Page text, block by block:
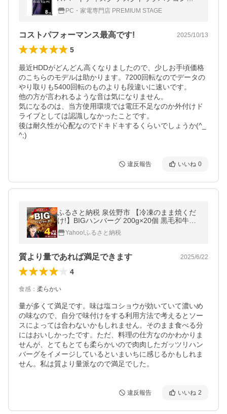
FF SMART LIFE CONNECTED MAL38000S
A-T72PC・家電専門店 PREMIUM STAGE
コストパフォーマンス最高です! 2025/10/13
5
最近HDDがどんどん高くなりましたので、少しお手頃価格
のこちらのモデルは助かります。7200回転なのでデータの
やり取りも5400回転のものよりも段違いに速いです。
他の方が言われるような音は気になりません。
気になるのは、当方使用環境では電圧不足なのか外付けド
ライブとしては認識しなかったことです。
後は耐久性が心配なのでドキドキするくらいでしょうか(^_
^;)
違反報告 いいね 0
ふるさと納税 泉佐野市 【冷凍のまま焼くだ
け!】BIGハンバーグ 200g×20個 黒毛和牛入
り CFX0024
Yahoo!ふるさと納税
質より量であれば満足できます 2025/6/22
4
食感 ： 柔らかい
量が多くて満足です。味は塩コショウが効いていて濃いめ
の味なので、自分で味付けをする利用方法で考えるとソー
スによっては合わないかもしれません。そのまま食べる分
にはおいしかったです。ただ、料理の仕方なのかわかりま
せんが、とてもとても柔らかいので肉肉したガッツリハン
バーグをイメージしているといまいちに感じるかもしれま
せん。私は質より量派なので満足でした。
違反報告 いいね 2